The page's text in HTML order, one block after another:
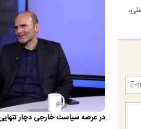
ضرغامی: تغییر ریل،
وزیر پیشین فرهنگ و ارشاد
مناسبی برای حل بسیاری از
جی‌دی ونس: مذاکره با ایران
عقب است
معاون رئیس‌جمهور تروریست آمریکا
دشواری هستند و یک سیستم چندپاره
در عرصه سیاست خارجی دچار